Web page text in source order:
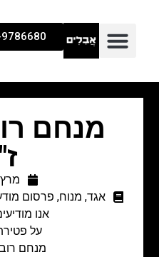
מנחם
מרץ 8, 2023
אגד, מנוח, פרסום
אנו
על
מנחם